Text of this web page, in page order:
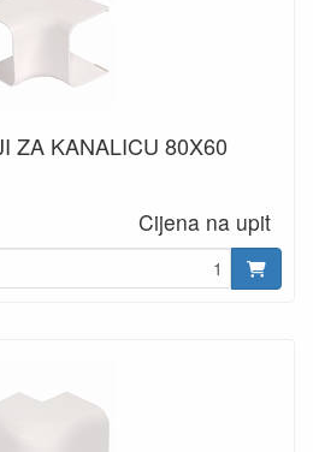
ZA KANALICU 80X60
Cijena na upit